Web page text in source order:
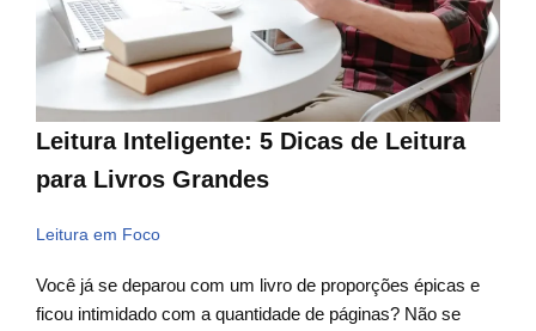
Leitura Inteligente: 5 Dicas de Leitura
para Livros Grandes
Leitura em Foco
Você já se deparou com um livro de proporções épicas e
ficou intimidado com a quantidade de páginas? Não se